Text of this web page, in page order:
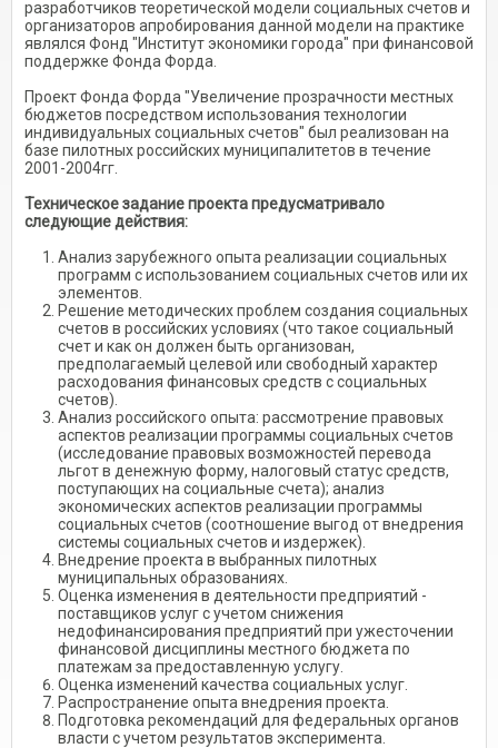
разработчиков теоретической модели социальных счетов и
организаторов апробирования данной модели на практике
являлся Фонд "Институт экономики города" при финансовой
поддержке Фонда Форда.
Проект Фонда Форда "Увеличение прозрачности местных
бюджетов посредством использования технологии
индивидуальных социальных счетов" был реализован на
базе пилотных российских муниципалитетов в течение
2001-2004гг.
Техническое задание проекта предусматривало
следующие действия:
Анализ зарубежного опыта реализации социальных
программ с использованием социальных счетов или их
элементов.
Решение методических проблем создания социальных
счетов в российских условиях (что такое социальный
счет и как он должен быть организован,
предполагаемый целевой или свободный характер
расходования финансовых средств с социальных
счетов).
Анализ российского опыта: рассмотрение правовых
аспектов реализации программы социальных счетов
(исследование правовых возможностей перевода
льгот в денежную форму, налоговый статус средств,
поступающих на социальные счета); анализ
экономических аспектов реализации программы
социальных счетов (соотношение выгод от внедрения
системы социальных счетов и издержек).
Внедрение проекта в выбранных пилотных
муниципальных образованиях.
Оценка изменения в деятельности предприятий -
поставщиков услуг с учетом снижения
недофинансирования предприятий при ужесточении
финансовой дисциплины местного бюджета по
платежам за предоставленную услугу.
Оценка изменений качества социальных услуг.
Распространение опыта внедрения проекта.
Подготовка рекомендаций для федеральных органов
власти с учетом результатов эксперимента.